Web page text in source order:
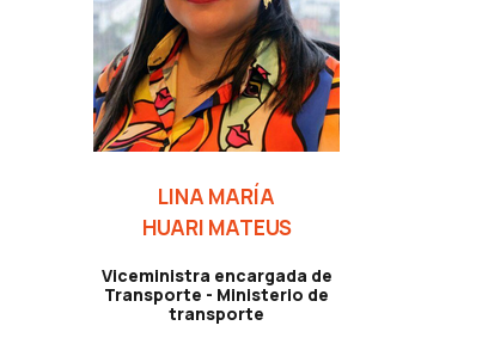
LINA MARÍA
HUARI MATEUS
Viceministra encargada de
Transporte - Ministerio de
transporte